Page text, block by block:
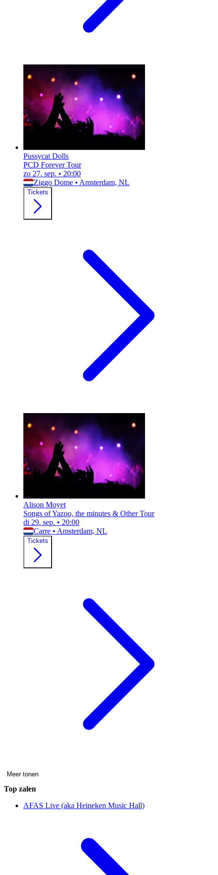
Pussycat Dolls
PCD Forever Tour
zo 27. sep. • 20:00
Ziggo Dome • Amsterdam, NL
Tickets
Alison Moyet
Songs of Yazoo, the minutes & Other Tour
di 29. sep. • 20:00
Carre • Amsterdam, NL
Tickets
Meer tonen
Top zalen
AFAS Live (aka Heineken Music Hall)